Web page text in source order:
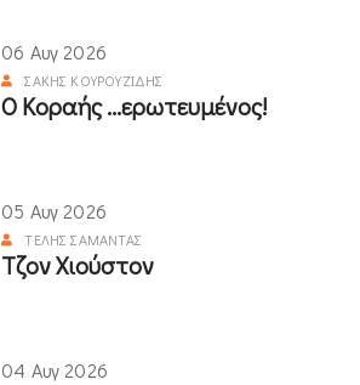
06 Αυγ 2026
ΣΆΚΗΣ ΚΟΥΡΟΥΖΊΔΗΣ
Ο Κοραής ...ερωτευμένος!
05 Αυγ 2026
ΤΈΛΗΣ ΣΑΜΑΝΤΆΣ
Τζον Χιούστον
04 Αυγ 2026